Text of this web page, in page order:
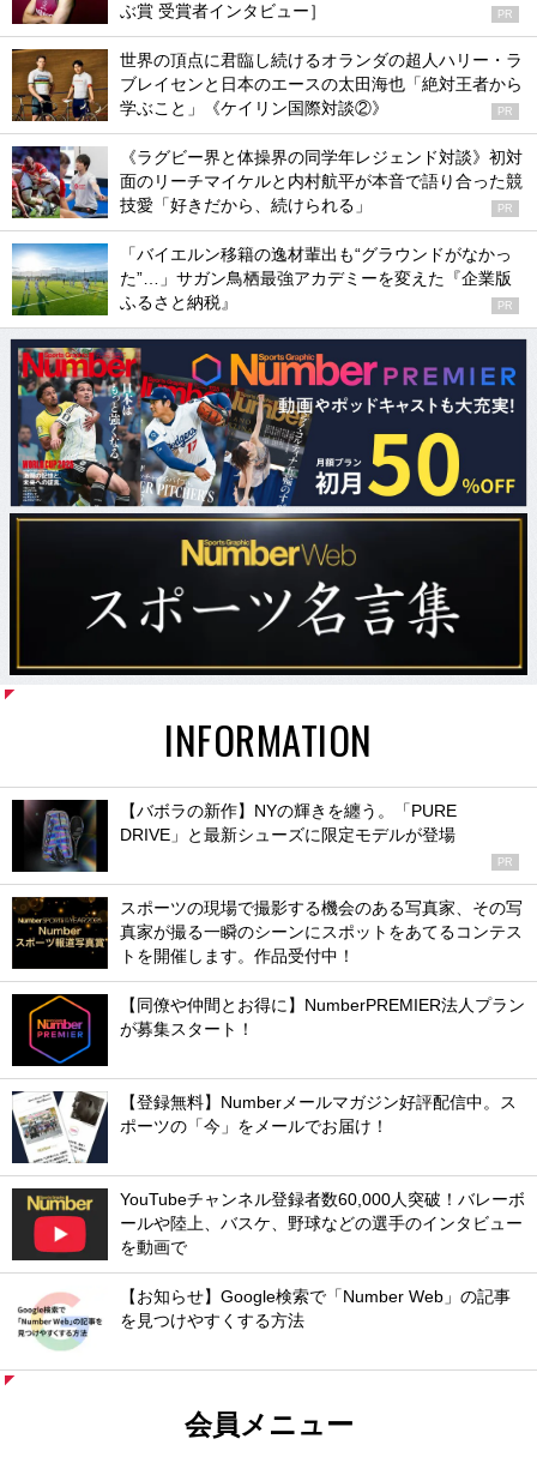
ぶ賞 受賞者インタビュー］
PR
世界の頂点に君臨し続けるオランダの超人ハリー・ラ
ブレイセンと日本のエースの太田海也「絶対王者から
学ぶこと」《ケイリン国際対談②》
PR
《ラグビー界と体操界の同学年レジェンド対談》初対
面のリーチマイケルと内村航平が本音で語り合った競
技愛「好きだから、続けられる」
PR
「バイエルン移籍の逸材輩出も“グラウンドがなかっ
た”…」サガン鳥栖最強アカデミーを変えた『企業版
ふるさと納税』
PR
INFORMATION
【バボラの新作】NYの輝きを纏う。「PURE
DRIVE」と最新シューズに限定モデルが登場
PR
スポーツの現場で撮影する機会のある写真家、その写
真家が撮る一瞬のシーンにスポットをあてるコンテス
トを開催します。作品受付中！
【同僚や仲間とお得に】NumberPREMIER法人プラン
が募集スタート！
【登録無料】Numberメールマガジン好評配信中。ス
ポーツの「今」をメールでお届け！
YouTubeチャンネル登録者数60,000人突破！バレーボ
ールや陸上、バスケ、野球などの選手のインタビュー
を動画で
【お知らせ】Google検索で「Number Web」の記事
を見つけやすくする方法
会員メニュー